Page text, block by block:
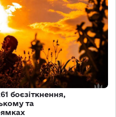
боєзіткнення,
та